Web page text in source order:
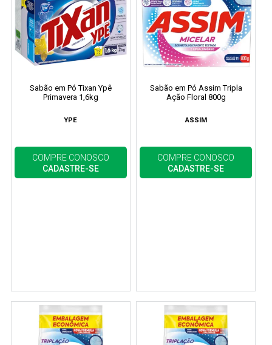
Sabão em Pó Tixan Ypê
Primavera 1,6kg
YPE
COMPRE CONOSCO
CADASTRE-SE
Sabão em Pó Assim Tripla
Ação Floral 800g
ASSIM
COMPRE CONOSCO
CADASTRE-SE